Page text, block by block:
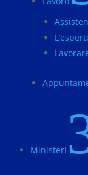
Ministeri